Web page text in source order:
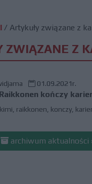
/ Artykuły związane z
ZWIĄZANE Z
01.09.2021r.
kończy
kimi raikkonen konczy,
archiwum aktualności